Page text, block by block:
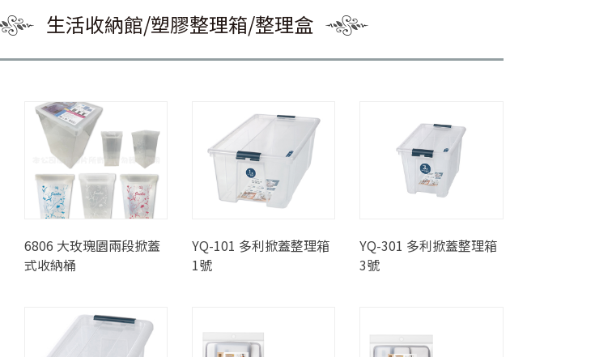
生活收納館/塑膠整理箱/整理盒
6806 大玫瑰園兩段掀蓋
式收納桶
YQ-101 多利掀蓋整理箱
1號
YQ-301 多利掀蓋整理箱
3號